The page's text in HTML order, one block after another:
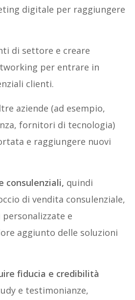
digitale per raggiungere
di settore e creare
per entrare in
clienti.
aziende (ad esempio,
fornitori di tecnologia)
e raggiungere nuovi
consulenziali, quindi
di vendita consulenziale,
e
aggiunto delle soluzioni
fiducia e credibilità
e testimonianze,